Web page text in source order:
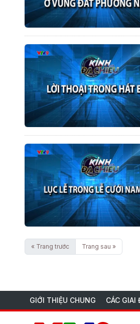
« Trang trước Trang sau »
GIỚI THIỆU CHUNG CÁC GIAI